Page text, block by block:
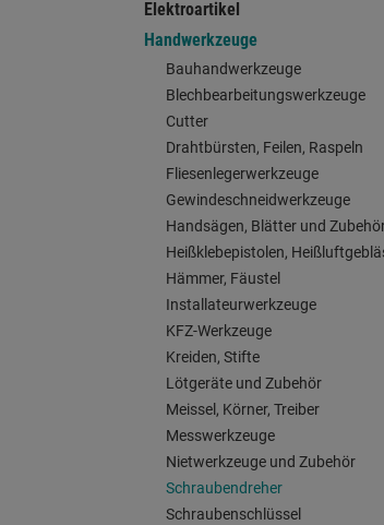
Elektroartikel
Handwerkzeuge
Bauhandwerkzeuge
Blechbearbeitungswerkzeuge
Cutter
Drahtbürsten, Feilen, Raspeln
Fliesenlegerwerkzeuge
Gewindeschneidwerkzeuge
Handsägen, Blätter und
Heißklebepistolen,
Hämmer, Fäustel
Installateurwerkzeuge
KFZ-Werkzeuge
Kreiden, Stifte
Lötgeräte und Zubehör
Meissel, Körner, Treiber
Messwerkzeuge
Nietwerkzeuge und Zubehör
Schraubendreher
Schraubenschlüssel